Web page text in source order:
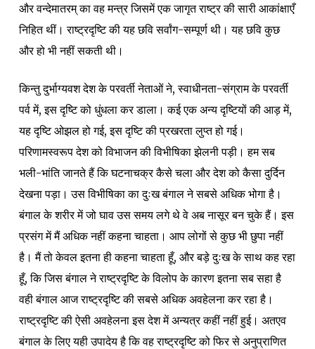
और वन्देमातरम् का वह मन्त्र जिसमें एक जागृत राष्ट्र की सारी आकांक्षाएँ
निहित थीं। राष्ट्रदृष्टि की यह छवि सर्वांग-सम्पूर्ण थी। यह छवि कुछ
और हो भी नहीं सकती थी।
किन्तु दुर्भाग्यवश देश के परवर्ती नेताओं ने, स्वाधीनता-संग्राम के परवर्ती
पर्व में, इस दृष्टि को धुंधला कर डाला। कई एक अन्य दृष्टियों की आड़ में,
यह दृष्टि ओझल हो गई, इस दृष्टि की प्रखरता लुप्त हो गई।
परिणामस्वरूप देश को विभाजन की विभीषिका झेलनी पड़ी। हम सब
भली-भांति जानते हैं कि घटनाचक्र कैसे चला और देश को कैसा दुर्दिन
देखना पड़ा। उस विभीषिका का दुःख बंगाल ने सबसे अधिक भोगा है।
बंगाल के शरीर में जो घाव उस समय लगे थे वे अब नासूर बन चुके हैं। इस
प्रसंग में मैं अधिक नहीं कहना चाहता। आप लोगों से कुछ भी छुपा नहीं
है। मैं तो केवल इतना ही कहना चाहता हूँ, और बड़े दुःख के साथ कह रहा
हूँ, कि जिस बंगाल ने राष्ट्रदृष्टि के विलोप के कारण इतना सब सहा है
वही बंगाल आज राष्ट्रदृष्टि की सबसे अधिक अवहेलना कर रहा है।
राष्ट्रदृष्टि की ऐसी अवहेलना इस देश में अन्यत्र कहीं नहीं हुई। अतएव
बंगाल के लिए यही उपादेय है कि वह राष्ट्रदृष्टि को फिर से अनुप्राणित